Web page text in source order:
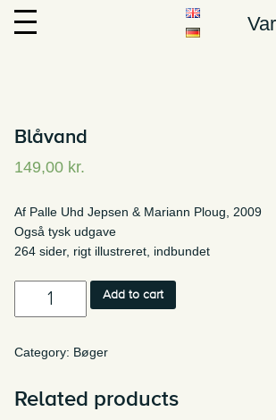
Blåvand
149,00 kr.
Af Palle Uhd Jepsen & Mariann Ploug, 2009
Også tysk udgave
264 sider, rigt illustreret, indbundet
Blåvand
Add to cart
Category: Bøger
Related products